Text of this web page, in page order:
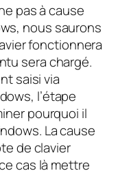
pas à cause
nous saurons
fonctionnera
sera chargé.
saisi via
l’étape
pourquoi il
La cause
de clavier
cas là mettre